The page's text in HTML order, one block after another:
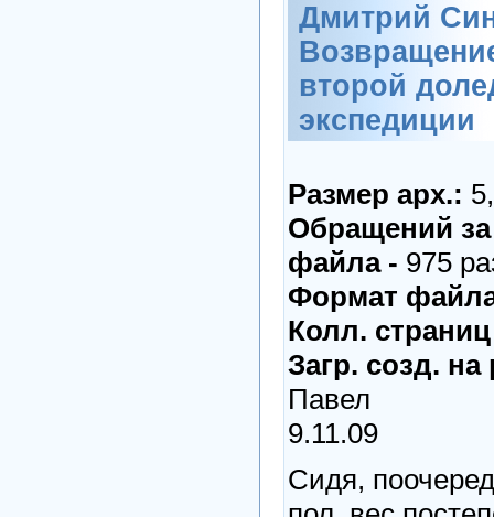
Дмитрий
второй
экспедиции
Размер арх.:
Обращений
файла - 975
Формат
Колл.
Загр. созд.
Павел
9.11.09
Сидя,